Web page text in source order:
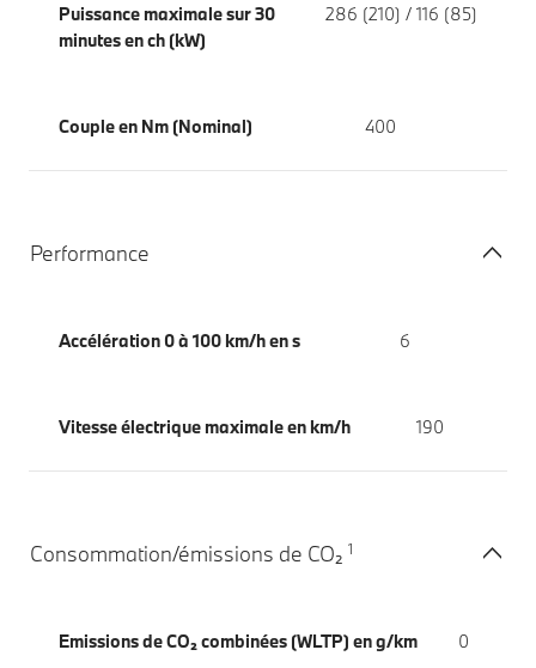
Puissance maximale sur 30
minutes en ch (kW)
286 (210) / 116 (85)
Couple en Nm (Nominal) 400
Performance
Accélération 0 à 100 km/h en s 6
Vitesse électrique maximale en km/h 190
Consommation/émissions de CO₂ 1
Emissions de CO₂ combinées (WLTP) en g/km 0